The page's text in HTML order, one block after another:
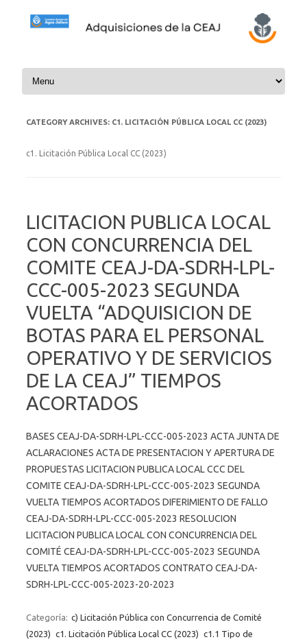
Skip to content
CATEGORY ARCHIVES: C1. LICITACIÓN PÚBLICA LOCAL CC (2023)
c1. Licitación Pública Local CC (2023)
LICITACION PUBLICA LOCAL
CON CONCURRENCIA DEL
COMITE CEAJ-DA-SDRH-LPL-
CCC-005-2023 SEGUNDA
VUELTA “ADQUISICION DE
BOTAS PARA EL PERSONAL
OPERATIVO Y DE SERVICIOS
DE LA CEAJ” TIEMPOS
ACORTADOS
BASES CEAJ-DA-SDRH-LPL-CCC-005-2023 ACTA JUNTA DE
ACLARACIONES ACTA DE PRESENTACION Y APERTURA DE
PROPUESTAS LICITACION PUBLICA LOCAL CCC DEL
COMITE CEAJ-DA-SDRH-LPL-CCC-005-2023 SEGUNDA
VUELTA TIEMPOS ACORTADOS DIFERIMIENTO DE FALLO
CEAJ-DA-SDRH-LPL-CCC-005-2023 RESOLUCION
LICITACION PUBLICA LOCAL CON CONCURRENCIA DEL
COMITÉ CEAJ-DA-SDRH-LPL-CCC-005-2023 SEGUNDA
VUELTA TIEMPOS ACORTADOS CONTRATO CEAJ-DA-
SDRH-LPL-CCC-005-2023-20-2023
Categoría: c) Licitación Pública con Concurrencia de Comité
(2023) c1. Licitación Pública Local CC (2023) c1.1 Tipo de